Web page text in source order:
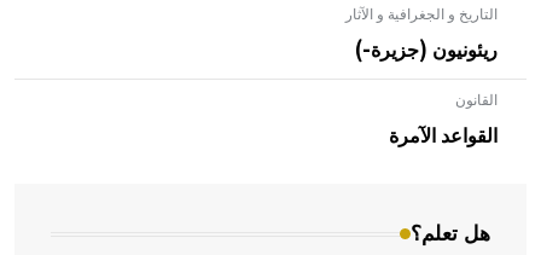
التاريخ و الجغرافية و الآثار
ريئونيون (جزيرة-)
القانون
القواعد الآمرة
هل تعلم؟
- هل تعلم أن الأبلق نوع من الفنون الهندسية التي ارتبطت
بالعمارة الإسلامية في بلاد الشام ومصر خاصة، حيث يحرص
المعمار على بناء مداميكه وخاصة في الواجهات